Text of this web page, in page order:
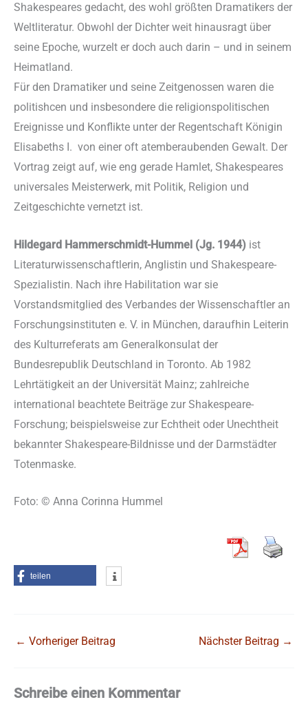
Shakespeares gedacht, des wohl größten Dramatikers der
Weltliteratur. Obwohl der Dichter weit hinausragt über
seine Epoche, wurzelt er doch auch darin – und in seinem
Heimatland.
Für den Dramatiker und seine Zeitgenossen waren die
politishcen und insbesondere die religionspolitischen
Ereignisse und Konflikte unter der Regentschaft Königin
Elisabeths I. von einer oft atemberaubenden Gewalt. Der
Vortrag zeigt auf, wie eng gerade Hamlet, Shakespeares
universales Meisterwerk, mit Politik, Religion und
Zeitgeschichte vernetzt ist.
Hildegard Hammerschmidt-Hummel (Jg. 1944) ist
Literaturwissenschaftlerin, Anglistin und Shakespeare-
Spezialistin. Nach ihre Habilitation war sie
Vorstandsmitglied des Verbandes der Wissenschaftler an
Forschungsinstituten e. V. in München, daraufhin Leiterin
des Kulturreferats am Generalkonsulat der
Bundesrepublik Deutschland in Toronto. Ab 1982
Lehrtätigkeit an der Universität Mainz; zahlreiche
international beachtete Beiträge zur Shakespeare-
Forschung; beispielsweise zur Echtheit oder Unechtheit
bekannter Shakespeare-Bildnisse und der Darmstädter
Totenmaske.
Foto: © Anna Corinna Hummel
teilen
← Vorheriger Beitrag Nächster Beitrag →
Schreibe einen Kommentar